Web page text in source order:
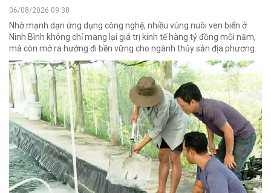
06/08/2026 09:38
Nhờ mạnh dạn ứng dụng công nghệ, nhiều vùng nuôi ven biển ở
Ninh Bình không chỉ mang lại giá trị kinh tế hàng tỷ đồng mỗi năm,
mà còn mở ra hướng đi bền vững cho ngành thủy sản địa phương.